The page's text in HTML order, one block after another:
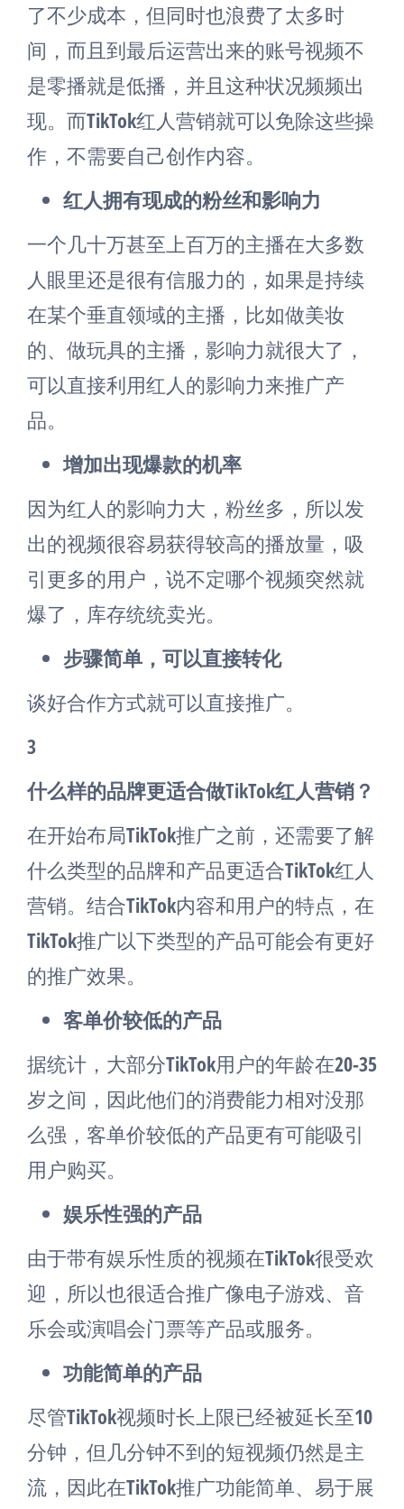
了不少成本，但同时也浪费了太多时
间，而且到最后运营出来的账号视频不
是零播就是低播，并且这种状况频频出
现。而TikTok红人营销就可以免除这些操
作，不需要自己创作内容。
红人拥有现成的粉丝和影响力
一个几十万甚至上百万的主播在大多数
人眼里还是很有信服力的，如果是持续
在某个垂直领域的主播，比如做美妆
的、做玩具的主播，影响力就很大了，
可以直接利用红人的影响力来推广产
品。
增加出现爆款的机率
因为红人的影响力大，粉丝多，所以发
出的视频很容易获得较高的播放量，吸
引更多的用户，说不定哪个视频突然就
爆了，库存统统卖光。
步骤简单，可以直接转化
谈好合作方式就可以直接推广。
3
什么样的品牌更适合做TikTok红人营销？
在开始布局TikTok推广之前，还需要了解
什么类型的品牌和产品更适合TikTok红人
营销。结合TikTok内容和用户的特点，在
TikTok推广以下类型的产品可能会有更好
的推广效果。
客单价较低的产品
据统计，大部分TikTok用户的年龄在20-35
岁之间，因此他们的消费能力相对没那
么强，客单价较低的产品更有可能吸引
用户购买。
娱乐性强的产品
由于带有娱乐性质的视频在TikTok很受欢
迎，所以也很适合推广像电子游戏、音
乐会或演唱会门票等产品或服务。
功能简单的产品
尽管TikTok视频时长上限已经被延长至10
分钟，但几分钟不到的短视频仍然是主
流，因此在TikTok推广功能简单、易于展